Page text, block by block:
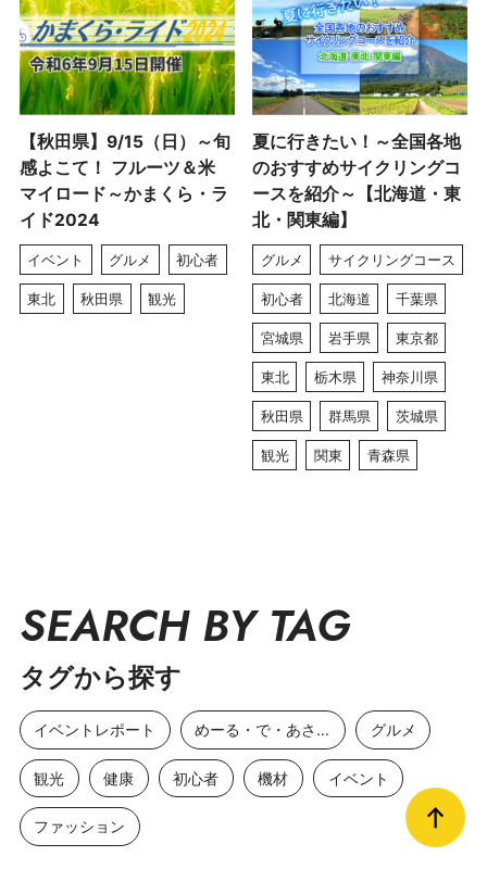
【秋田県】9/15（日）～旬
感よこて！ フルーツ＆米
マイロード～かまくら・ラ
イド2024
イベント グルメ 初心者
東北 秋田県 観光
夏に行きたい！～全国各地
のおすすめサイクリングコ
ースを紹介～【北海道・東
北・関東編】
グルメ サイクリングコース
初心者 北海道 千葉県
宮城県 岩手県 東京都
東北 栃木県 神奈川県
秋田県 群馬県 茨城県
観光 関東 青森県
SEARCH BY TAG
タグから探す
イベントレポート めーる・で・あさひ グルメ
観光 健康 初心者 機材 イベント
ファッション